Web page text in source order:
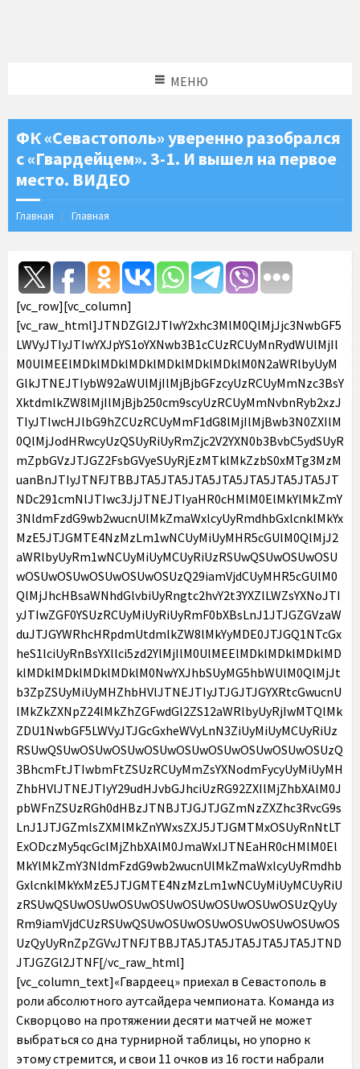
МЕНЮ
ФК «Севастополь» уверенно разобрался
с «Гвардейцем». 3-1. И вышел на первое
место. ВИДЕО
Главная Главная
[vc_row][vc_column]
[vc_raw_html]JTNDZGl2JTIwY2xhc3MlM0QlMjJjc3NwbGF5
LWVyJTIyJTIwYXJpYS1oYXNwb3B1cCUzRCUyMnRydWUlMjIl
M0UlMEElMDklMDklMDklMDklMDklMDklM0N2aWRlbyUyM
GlkJTNEJTIybW92aWUlMjIlMjBjbGFzcyUzRCUyMmNzc3BsY
XktdmlkZW8lMjIlMjBjb250cm9scyUzRCUyMmNvbnRyb2xzJ
TIyJTIwcHJlbG9hZCUzRCUyMmF1dG8lMjIlMjBwb3N0ZXIlM
0QlMjJodHRwcyUzQSUyRiUyRmZjc2V2YXN0b3BvbC5ydSUyR
mZpbGVzJTJGZ2FsbGVyeSUyRjEzMTklMkZzbS0xMTg3MzM
uanBnJTIyJTNFJTBBJTA5JTA5JTA5JTA5JTA5JTA5JTA5JT
NDc291cmNlJTIwc3JjJTNEJTIyaHR0cHMlM0ElMkYlMkZmY
3NldmFzdG9wb2wucnUlMkZmaWxlcyUyRmdhbGxlcnklMkYx
MzE5JTJGMTE4NzMzLm1wNCUyMiUyMHR5cGUlM0QlMjJ2
aWRlbyUyRm1wNCUyMiUyMCUyRiUzRSUwQSUwOSUwOSU
wOSUwOSUwOSUwOSUwOSUzQ29iamVjdCUyMHR5cGUlM0
QlMjJhcHBsaWNhdGlvbiUyRngtc2hvY2t3YXZlLWZsYXNoJTI
yJTIwZGF0YSUzRCUyMiUyRiUyRmF0bXBsLnJ1JTJGZGVzaW
duJTJGYWRhcHRpdmUtdmlkZW8lMkYyMDE0JTJGQ1NTcGx
heS1lciUyRnBsYXllci5zd2YlMjIlM0UlMEElMDklMDklMDklMD
klMDklMDklMDklMDklM0NwYXJhbSUyMG5hbWUlM0QlMjJt
b3ZpZSUyMiUyMHZhbHVlJTNEJTIyJTJGJTJGYXRtcGwucnU
lMkZkZXNpZ24lMkZhZGFwdGl2ZS12aWRlbyUyRjIwMTQlMk
ZDU1NwbGF5LWVyJTJGcGxheWVyLnN3ZiUyMiUyMCUyRiUz
RSUwQSUwOSUwOSUwOSUwOSUwOSUwOSUwOSUwOSUzQ
3BhcmFtJTIwbmFtZSUzRCUyMmZsYXNodmFycyUyMiUyMH
ZhbHVlJTNEJTIyY29udHJvbGJhciUzRG92ZXIlMjZhbXAlM0J
pbWFnZSUzRGh0dHBzJTNBJTJGJTJGZmNzZXZhc3RvcG9s
LnJ1JTJGZmlsZXMlMkZnYWxsZXJ5JTJGMTMxOSUyRnNtLT
ExODczMy5qcGclMjZhbXAlM0JmaWxlJTNEaHR0cHMlM0El
MkYlMkZmY3NldmFzdG9wb2wucnUlMkZmaWxlcyUyRmdhb
GxlcnklMkYxMzE5JTJGMTE4NzMzLm1wNCUyMiUyMCUyRiU
zRSUwQSUwOSUwOSUwOSUwOSUwOSUwOSUwOSUzQyUy
Rm9iamVjdCUzRSUwQSUwOSUwOSUwOSUwOSUwOSUwOS
UzQyUyRnZpZGVvJTNFJTBBJTA5JTA5JTA5JTA5JTA5JTND
JTJGZGl2JTNF[/vc_raw_html]
[vc_column_text]«Гвардеец» приехал в Севастополь в
роли абсолютного аутсайдера чемпионата. Команда из
Скворцово на протяжении десяти матчей не может
выбраться со дна турнирной таблицы, но упорно к
этому стремится, и свои 11 очков из 16 гости набрали